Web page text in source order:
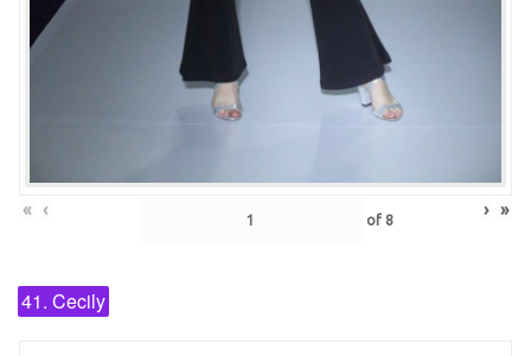
« ‹ of 8 › »
41. Cecily